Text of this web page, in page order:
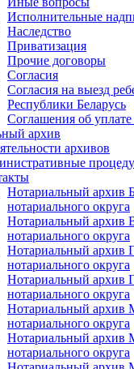
Исполнительные
Наследство
Приватизация
Прочие договоры
Согласия
Согласия на выезд
Республики Беларусь
Соглашения об
архив
архивов
Нотариальный архив
нотариального округа
Нотариальный архив
нотариального округа
Нотариальный архив
нотариального округа
Нотариальный архив
нотариального округа
Нотариальный архив
нотариального округа
Нотариальный архив
нотариального округа